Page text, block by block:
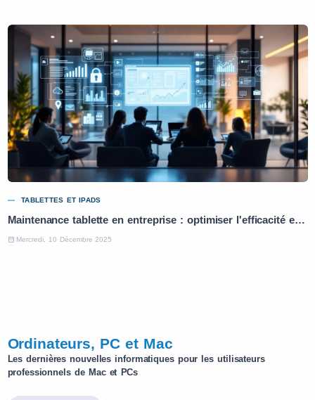
TABLETTES ET IPADS
Maintenance tablette en entreprise : optimiser l'efficacité et la productivité
Mercredi, 10 Décembre 2025
Ordinateurs, PC et Mac
Les dernières nouvelles informatiques pour les utilisateurs
professionnels de Mac et PCs